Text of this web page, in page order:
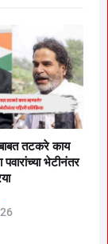
तटकरे काय
भेटीनंतर